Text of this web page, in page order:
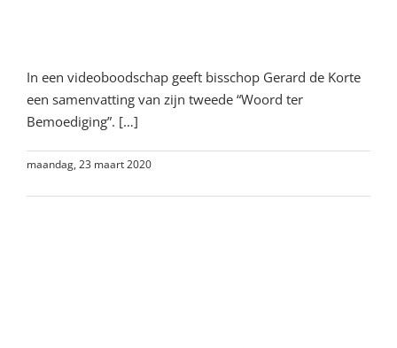
In een videoboodschap geeft bisschop Gerard de Korte
een samenvatting van zijn tweede “Woord ter
Bemoediging”. […]
maandag, 23 maart 2020